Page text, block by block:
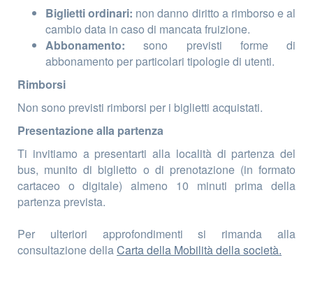
Biglietti ordinari: non danno diritto a rimborso e al
cambio data in caso di mancata fruizione.
Abbonamento: sono previsti forme di
abbonamento per particolari tipologie di utenti.
Rimborsi
Non sono previsti rimborsi per i biglietti acquistati.
Presentazione alla partenza
Ti invitiamo a presentarti alla località di partenza del
bus, munito di biglietto o di prenotazione (in formato
cartaceo o digitale) almeno 10 minuti prima della
partenza prevista.
Per ulteriori approfondimenti si rimanda alla
consultazione dellaCarta della Mobilità della società.